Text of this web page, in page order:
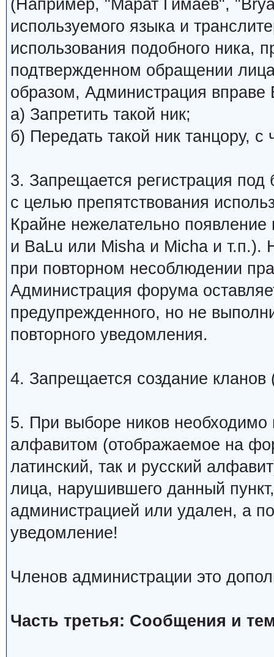
(Например, "Марат Гимаев",
используемого языка и
использования подобного ника,
подтвержденном обращении
образом, Администрация
а) Запретить такой ник;
б) Передать такой ник танцору,
3. Запрещается регистрация
с целью препятствования
Крайне нежелательно
и BaLu или Misha и Micha и т.п.).
при повторном несоблюдении
Администрация форума
предупрежденного, но не
повторного уведомления.
4. Запрещается создание
5. При выборе ников необходимо
алфавитом (отображаемое на
латинский, так и русский
лица, нарушившего данный
администрацией или удален, а
уведомление!
Членов администрации это
Часть третья: Сообщения и